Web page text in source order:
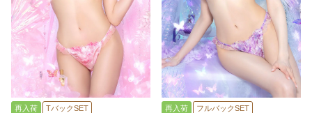
再入荷 TバックSET 再入荷 フルバックSET